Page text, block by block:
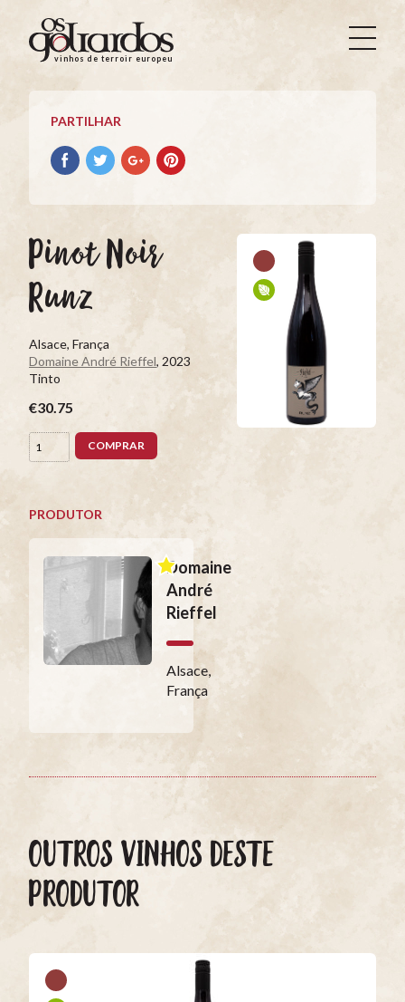
Os
Goliardos
Vinhos
Terroir
Europeus
vinhos de terroir europeus
PARTILHAR
Partilhar
no
Partilhar
no
Partilhar
no
Partilhar
no
Pinot Noir
Runz
Alsace, França
Domaine André Rieffel, 2023
Tinto
€30.75
COMPRAR
PRODUTOR
Domaine
André
Rieffel
Alsace,
França
OUTROS VINHOS DESTE
PRODUTOR